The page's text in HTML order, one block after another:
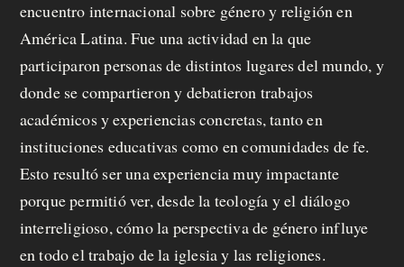
n
d
á
t
u
p
r
encuentro internacional sobre género y religión en
América Latina. Fue una actividad en la que
participaron personas de distintos lugares del mundo, y
donde se compartieron y debatieron trabajos
académicos y experiencias concretas, tanto en
instituciones educativas como en comunidades de fe.
Esto resultó ser una experiencia muy impactante
porque permitió ver, desde la teología y el diálogo
interreligioso, cómo la perspectiva de género influye
en todo el trabajo de la iglesia y las religiones.